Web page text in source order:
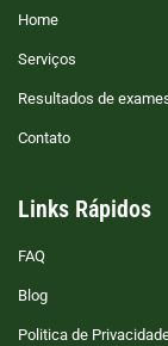
Home
Serviços
Resultados de
Contato
Links Rápidos
FAQ
Blog
Politica de